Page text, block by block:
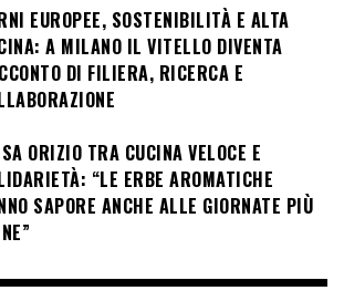
EUROPEE, SOSTENIBILITÀ E ALTA
A MILANO IL VITELLO DIVENTA
DI FILIERA, RICERCA E
ORIZIO TRA CUCINA VELOCE E
“LE ERBE AROMATICHE
SAPORE ANCHE ALLE GIORNATE PIÙ